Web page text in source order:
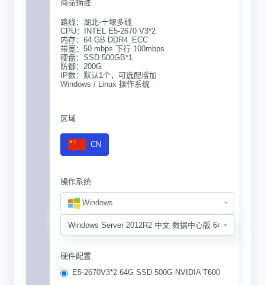
商品描述
路线：湖北-十堰多线
CPU：INTEL E5-2670 V3*2
内存：64 GB DDR4_ECC
带宽：50 mbps 下行 100mbps
硬盘：SSD 500GB*1
防御：200G
IP数：默认1个，可选配增加
Windows / Linux 操作系统
区域
CN
操作系统
Windows
硬件配置
E5-2670V3*2 64G SSD 500G NVIDIA T600